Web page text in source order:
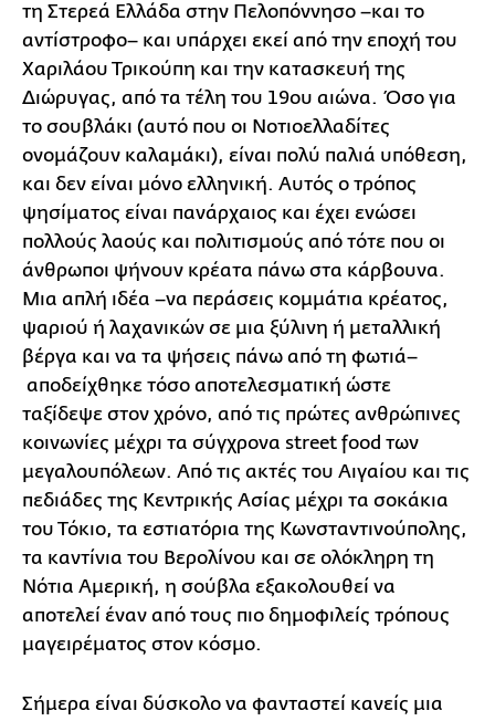
τη Στερεά Ελλάδα στην Πελοπόννησο –και το
αντίστροφο– και υπάρχει εκεί από την εποχή του
Χαριλάου Τρικούπη και την κατασκευή της
Διώρυγας, από τα τέλη του 19ου αιώνα. Όσο για
το σουβλάκι (αυτό που οι Νοτιοελλαδίτες
ονομάζουν καλαμάκι), είναι πολύ παλιά υπόθεση,
και δεν είναι μόνο ελληνική. Αυτός ο τρόπος
ψησίματος είναι πανάρχαιος και έχει ενώσει
πολλούς λαούς και πολιτισμούς από τότε που οι
άνθρωποι ψήνουν κρέατα πάνω στα κάρβουνα.
Μια απλή ιδέα –να περάσεις κομμάτια κρέατος,
ψαριού ή λαχανικών σε μια ξύλινη ή μεταλλική
βέργα και να τα ψήσεις πάνω από τη φωτιά–
αποδείχθηκε τόσο αποτελεσματική ώστε
ταξίδεψε στον χρόνο, από τις πρώτες ανθρώπινες
κοινωνίες μέχρι τα σύγχρονα street food των
μεγαλουπόλεων. Από τις ακτές του Αιγαίου και τις
πεδιάδες της Κεντρικής Ασίας μέχρι τα σοκάκια
του Τόκιο, τα εστιατόρια της Κωνσταντινούπολης,
τα καντίνια του Βερολίνου και σε ολόκληρη τη
Νότια Αμερική, η σούβλα εξακολουθεί να
αποτελεί έναν από τους πιο δημοφιλείς τρόπους
μαγειρέματος στον κόσμο.
Σήμερα είναι δύσκολο να φανταστεί κανείς μια